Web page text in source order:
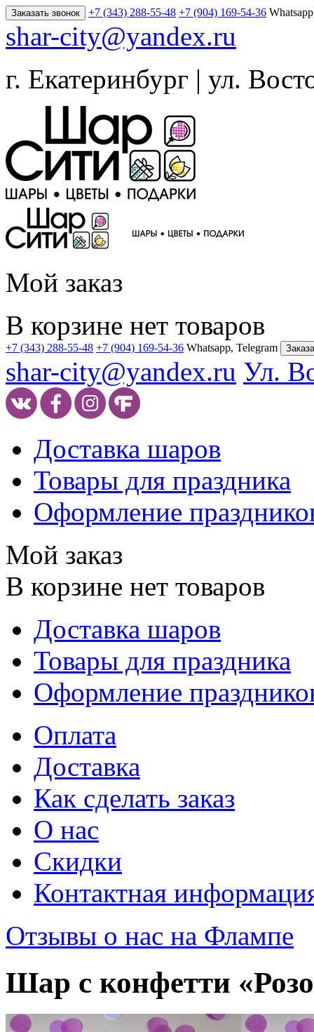
Заказать звонок +7 (343) 288-55-48 +7 (904) 169-54-36
shar-city@yandex.ru
г. Екатеринбург | ул.
Мой заказ
В корзине нет товаров
+7 (343) 288-55-48 +7 (904) 169-54-36 Whatsapp, Telegram
shar-city@yandex.ru Ул.
Доставка шаров
Товары для праздника
Оформление
Мой заказ
В корзине нет товаров
Доставка шаров
Товары для праздника
Оформление
Оплата
Доставка
Как сделать заказ
О нас
Скидки
Контактная
Отзывы о нас на Флампе
Шар с конфетти